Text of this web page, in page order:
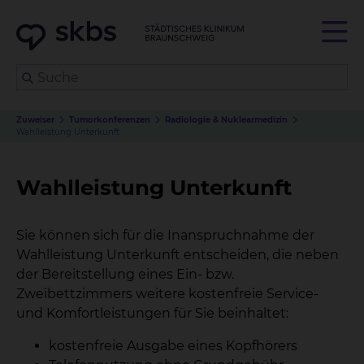
Zuweiser Tumorkonferenzen
Radiologie & Nuklearmedizin
Wahlleistung Unterkunft
Wahlleistung Unterkunft
Sie können sich für die Inanspruchnahme der
Wahlleistung Unterkunft entscheiden, die neben
der Bereitstellung eines Ein- bzw.
Zweibettzimmers weitere kostenfreie Service-
und Komfortleistungen für Sie beinhaltet:
kostenfreie Ausgabe eines Kopfhörers